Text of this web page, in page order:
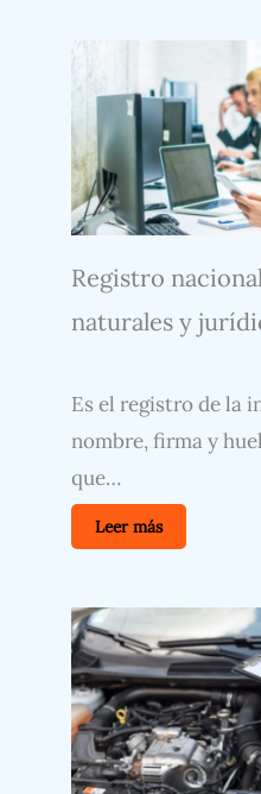
Registro
naturales y
Es el registro de la
nombre, firma y
que…
Leer más